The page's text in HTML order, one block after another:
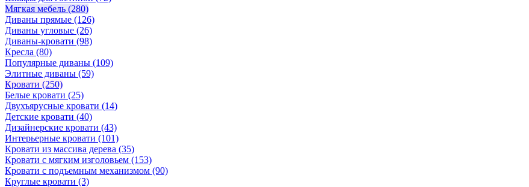
Мягкая мебель (280)
Диваны прямые (126)
Диваны угловые (26)
Диваны-кровати (98)
Кресла (80)
Популярные диваны (109)
Элитные диваны (59)
Кровати (250)
Белые кровати (25)
Двухъярусные кровати (14)
Детские кровати (40)
Дизайнерские кровати (43)
Интерьерные кровати (101)
Кровати из массива дерева (35)
Кровати с мягким изголовьем (153)
Кровати с подъемным механизмом (90)
Круглые кровати (3)